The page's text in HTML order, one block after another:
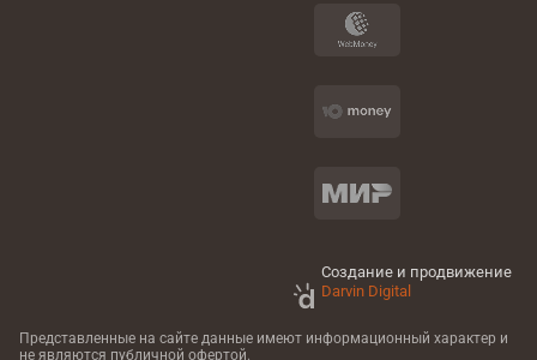
Создание и продвижение
Darvin Digital
Представленные на сайте данные имеют информационный характер и
не являются публичной офертой.